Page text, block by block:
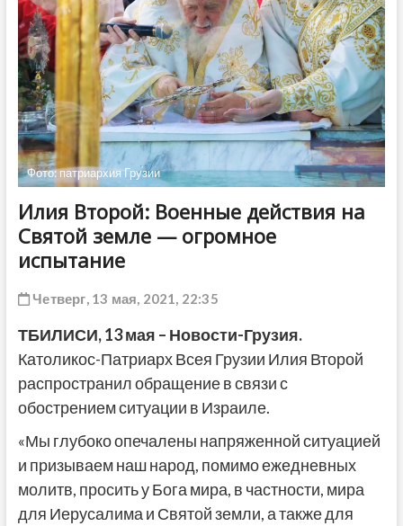
Фото: патриархия Грузии
Илия Второй: Военные действия на
Святой земле — огромное
испытание
Четверг, 13 мая, 2021, 22:35
ТБИЛИСИ,13 мая – Новости-Грузия.
Католикос-Патриарх Всея Грузии Илия Второй
распространил обращение в связи с
обострением ситуации в Израиле.
«Мы глубоко опечалены напряженной ситуацией
и призываем наш народ, помимо ежедневных
молитв, просить у Бога мира, в частности, мира
для Иерусалима и Святой земли, а также для